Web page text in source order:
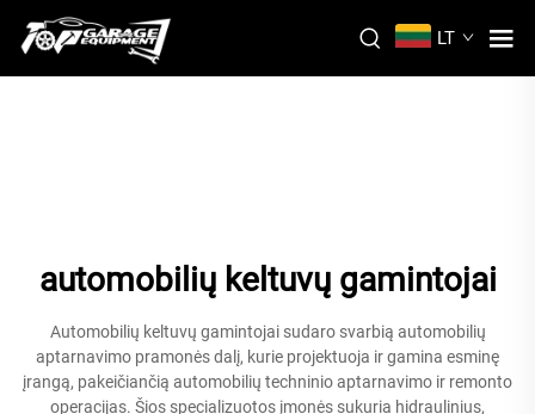
LT
automobilių keltuvų gamintojai
Automobilių keltuvų gamintojai sudaro svarbią automobilių
aptarnavimo pramonės dalį, kurie projektuoja ir gamina esminę
įrangą, pakeičiančią automobilių techninio aptarnavimo ir remonto
operacijas. Šios specializuotos įmonės sukuria hidraulinius,